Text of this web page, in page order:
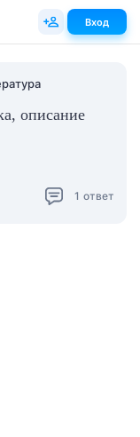
описание
1 ответ
Вход